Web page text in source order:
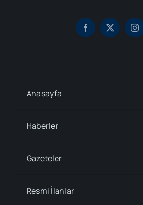
Anasayfa
Haberler
Gazeteler
Resmi İlanlar